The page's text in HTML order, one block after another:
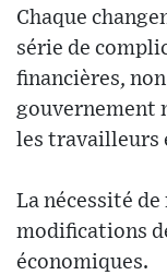
Chaque
série de
financières,
gouvernement
les travailleurs
La nécessité
modifications
économiques.